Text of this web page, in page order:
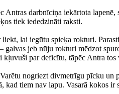
darbnīciņa iekārtota
tiek iededzināti raksti.
lai iegūtu spieķa rokturi.
jeb nūju rokturi mēdzot
par deficītu, tāpēc Antra tos
nogriezt divmetrīgu pīcku un
tiem nav lapu. Vasarā kokos